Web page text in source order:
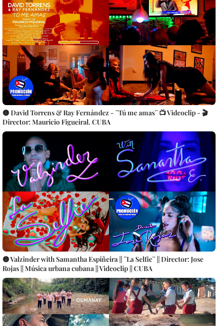
🟡 David Torrens & Ray Fernández - ¨Tú me amas¨ 📺 Videoclip - 🎬
Director: Mauricio Figueiral. CUBA
🟡 Valzinder with Samantha Espiñeira || ¨La Selfie¨ || Director: Jose
Rojas || Música urbana cubana || Videoclip || CUBA